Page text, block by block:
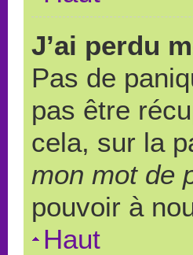
J’ai perdu
Pas de
pas être
cela, sur la
mon mot de
pouvoir à
Haut